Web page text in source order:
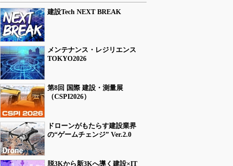
建設Tech NEXT BREAK
メンテナンス・レジリエンス
TOKYO2026
第8回 国際 建設・測量展
（CSPI2026）
ドローンがもたらす建設業界
の“ゲームチェンジ” Ver.2.0
脱3Kから新3Kへ導く建設×IT